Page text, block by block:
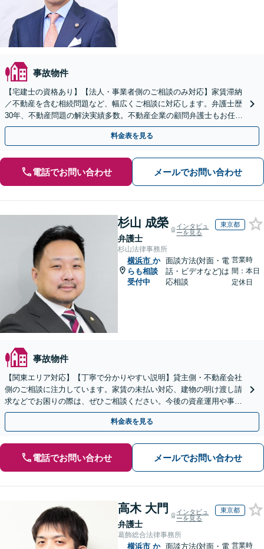
事故物件
【宅建士の資格あり】【法人・事業者側のご相談のみ対応】家賃滞納
／不動産を含む相続問題など、幅広くご相談に対応します。弁護士歴
30年、不動産問題の解決実績多数。不動産企業の顧問弁護士もお任せ
ください【関内4分】【土日祝対応可】
料金表を見る
電話でお問い合わせ メールでお問い合わせ
杉山 成榮
弁護士
インタビュ
ーを見る
東京都
杉山法律事務所
横浜市 か
らも相談
受付中
面談方法(対面・電
話・ビデオなど)は
応相談
営業時
間：本日
定休日
事故物件
【関東エリア対応】【丁寧で分かりやすい説明】貸主側・不動産会社
側のご相談に注力しています。家賃の未払い対応、建物の明け渡し請
求などでお困りの際は、ぜひご相談ください。今後の資産運用や事業
継続を見据えた最適な解決を目指します。【WEB面談可】
料金表を見る
電話でお問い合わせ メールでお問い合わせ
高木 大門
弁護士
インタビュ
ーを見る
東京都
葛飾総合法律事務所
横浜市 か 面談方法(対面・電 営業時